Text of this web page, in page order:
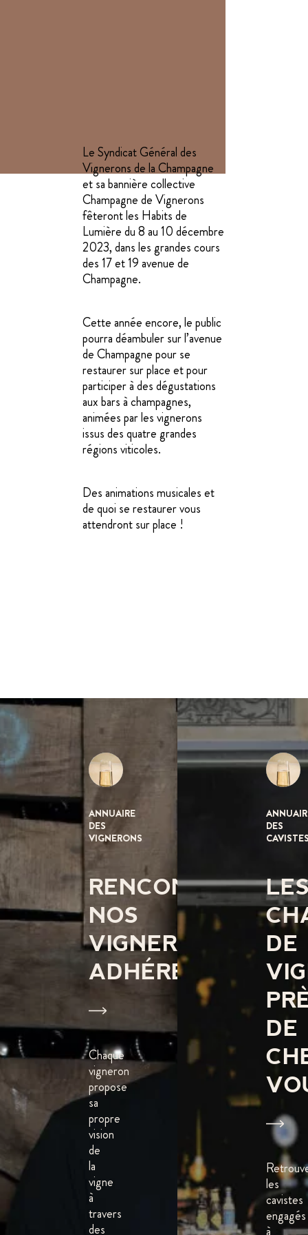
Le Syndicat Général des
Vignerons de la Champagne
et sa bannière collective
Champagne de Vignerons
fêteront les Habits de
Lumière du 8 au 10 décembre
2023, dans les grandes cours
des 17 et 19 avenue de
Champagne.
Cette année encore, le public
pourra déambuler sur l’avenue
de Champagne pour se
restaurer sur place et pour
participer à des dégustations
aux bars à champagnes,
animées par les vignerons
issus des quatre grandes
régions viticoles.
Des animations musicales et
de quoi se restaurer vous
attendront sur place !
ANNUAIRE
DES
VIGNERONS
RENCONTREZ
NOS
VIGNERONS
ADHÉRENTS
Chaque
vigneron
propose
sa
propre
vision
de
la
vigne
à
travers
des
DES
DE
DE
les
cavistes
engagés